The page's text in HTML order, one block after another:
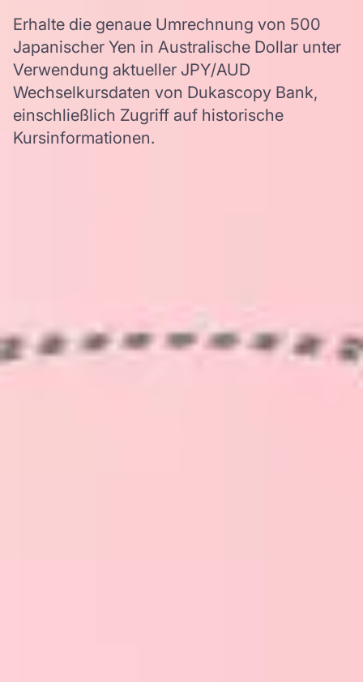
Erhalte die genaue Umrechnung von 500
Japanischer Yen in Australische Dollar unter
Verwendung aktueller JPY/AUD
Wechselkursdaten von Dukascopy Bank,
einschließlich Zugriff auf historische
Kursinformationen.